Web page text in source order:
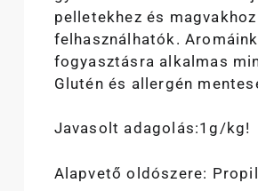
pelletekhez és
felhasználhatók.
fogyasztásra alkalmas
Glutén és allergén
Javasolt adagolás:1g/kg!
Alapvető oldószere: